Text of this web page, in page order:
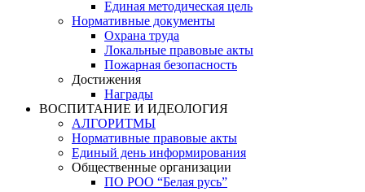
Единая методическая цель
Нормативные документы
Охрана труда
Локальные правовые акты
Пожарная безопасность
Достижения
Награды
ВОСПИТАНИЕ И ИДЕОЛОГИЯ
АЛГОРИТМЫ
Нормативные правовые акты
Единый день информирования
Общественные организации
ПО РОО “Белая русь”